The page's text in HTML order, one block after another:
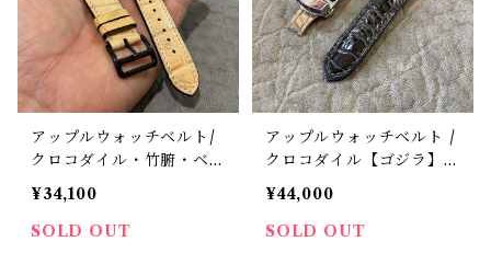
アップルウォッチベルト/
クロコダイル・竹腑・ベー
ジュ・フラット（For 42/
44/45/46/49mm）時計バ
ンド
¥34,100
SOLD OUT
アップルウォッチベルト /
クロコダイル【ゴジラ】ダ
ークグレー・手縫い（For
42/44/45/46/49mm）レ
ザーバンド
¥44,000
SOLD OUT